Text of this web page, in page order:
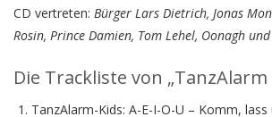
CD vertreten: Bürger Lars Dietrich, Jonas
Rosin, Prince Damien, Tom Lehel, Oonagh
Die Trackliste von „TanzAlarm
TanzAlarm-Kids: A-E-I-O-U – Komm, lass